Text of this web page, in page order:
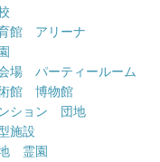
館 アリーナ
場 パーティールーム
館 博物館
ション 団地
施設
霊園